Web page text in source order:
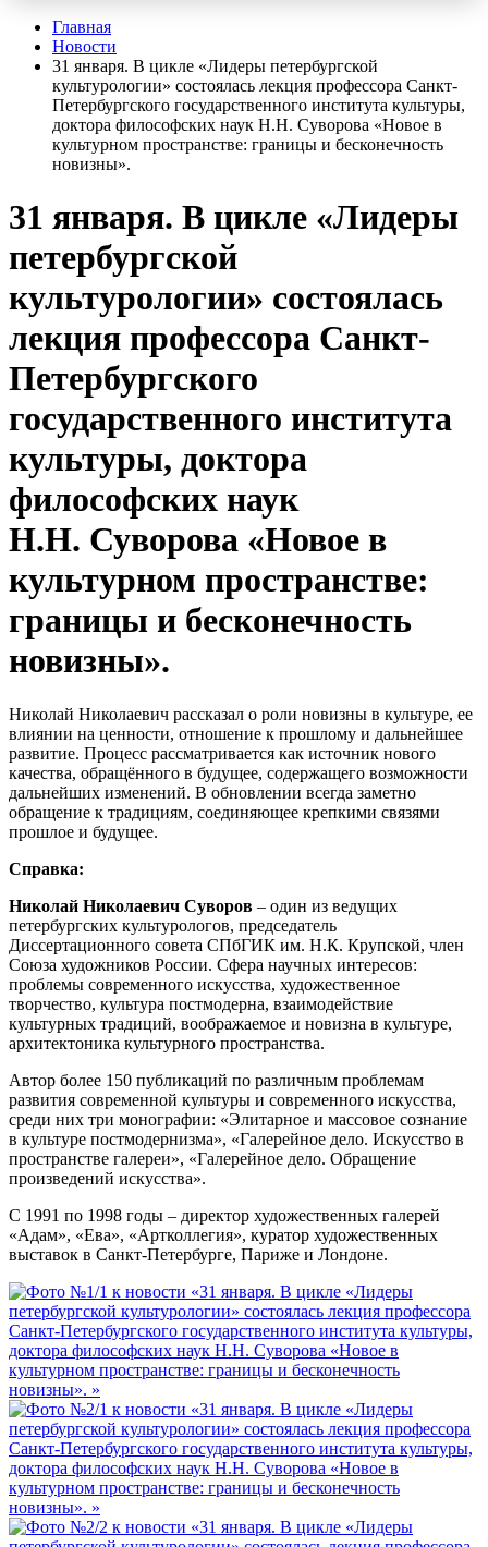
Главная
Новости
31 января. В цикле «Лидеры петербургской
культурологии» состоялась лекция профессора Санкт-
Петербургского государственного института культуры,
доктора философских наук Н.Н. Суворова «Новое в
культурном пространстве: границы и бесконечность
новизны».
31 января. В цикле «Лидеры
петербургской
культурологии» состоялась
лекция профессора Санкт-
Петербургского
государственного института
культуры, доктора
философских наук
Н.Н. Суворова «Новое в
культурном пространстве:
границы и бесконечность
новизны».
Николай Николаевич рассказал о роли новизны в культуре, ее
влиянии на ценности, отношение к прошлому и дальнейшее
развитие. Процесс рассматривается как источник нового
качества, обращённого в будущее, содержащего возможности
дальнейших изменений. В обновлении всегда заметно
обращение к традициям, соединяющее крепкими связями
прошлое и будущее.
Справка:
Николай Николаевич Суворов – один из ведущих
петербургских культурологов, председатель
Диссертационного совета СПбГИК им. Н.К. Крупской, член
Союза художников России. Сфера научных интересов:
проблемы современного искусства, художественное
творчество, культура постмодерна, взаимодействие
культурных традиций, воображаемое и новизна в культуре,
архитектоника культурного пространства.
Автор более 150 публикаций по различным проблемам
развития современной культуры и современного искусства,
среди них три монографии: «Элитарное и массовое сознание
в культуре постмодернизма», «Галерейное дело. Искусство в
пространстве галереи», «Галерейное дело. Обращение
произведений искусства».
С 1991 по 1998 годы – директор художественных галерей
«Адам», «Ева», «Артколлегия», куратор художественных
выставок в Санкт-Петербурге, Париже и Лондоне.